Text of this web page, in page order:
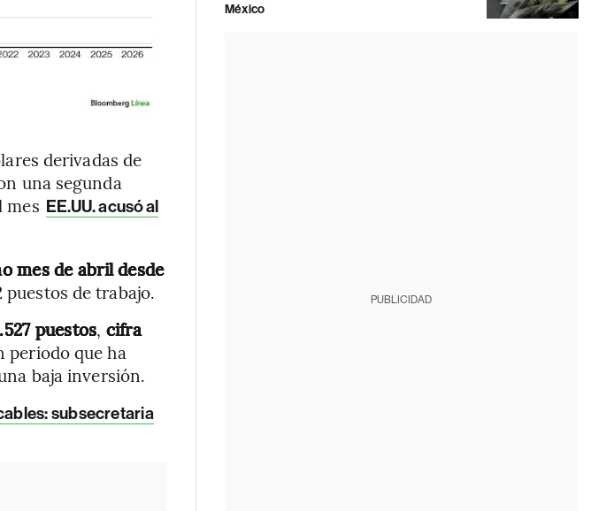
derivadas de
una segunda
mes EE.UU. acusó al
mes de abril desde
de trabajo.
puestos, cifra
periodo que ha
baja inversión.
subsecretaria
México
PUBLICIDAD